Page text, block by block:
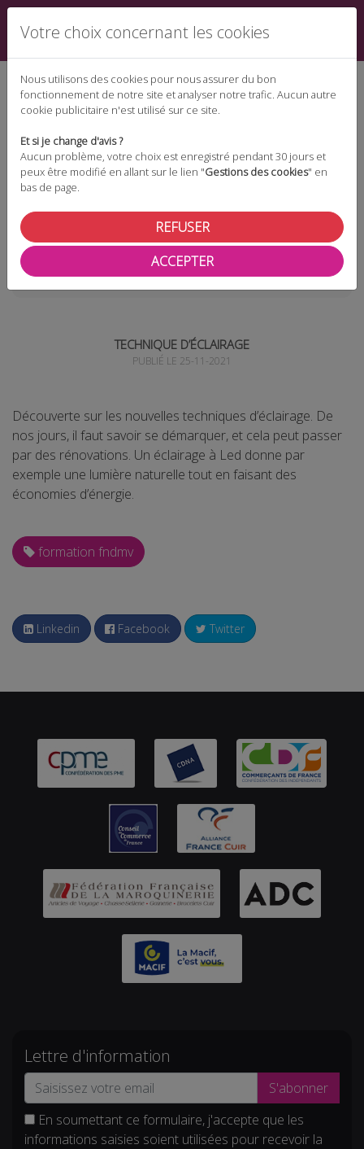
Espace téléchargement
Espace adhérent
Les actualités Technique d’éclairage
TECHNIQUE D’ÉCLAIRAGE
PUBLIÉ LE 25-11-2021
Découverte sur les nouvelles techniques d’éclairage. De
nos jours, il faut savoir se démarquer, et cela peut passer
par des rénovations. Un éclairage à Led donne par
exemple une lumière naturelle tout en faisant des
économies d’énergie.
formation fndmv
Linkedin Facebook Twitter
Lettre d'information
S'abonner
En soumettant ce formulaire, j'accepte que les
informations saisies soient utilisées pour recevoir la
Votre choix concernant les cookies
Nous utilisons des cookies pour nous assurer du bon
fonctionnement de notre site et analyser notre trafic. Aucun autre
cookie publicitaire n'est utilisé sur ce site.
Et si je change d'avis ?
Aucun problème, votre choix est enregistré pendant 30 jours et
peux être modifié en allant sur le lien "Gestions des cookies" en
bas de page.
REFUSER
ACCEPTER